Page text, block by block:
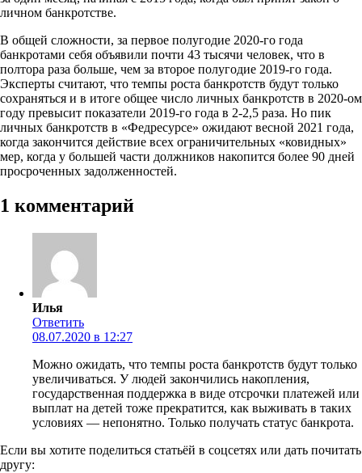
личном банкротстве.
В общей сложности, за первое полугодие 2020-го года
банкротами себя объявили почти 43 тысячи человек, что в
полтора раза больше, чем за второе полугодие 2019-го года.
Эксперты считают, что темпы роста банкротств будут только
сохраняться и в итоге общее число личных банкротств в 2020-ом
году превысит показатели 2019-го года в 2-2,5 раза. Но пик
личных банкротств в «Федресурсе» ожидают весной 2021 года,
когда закончится действие всех ограничительных «ковидных»
мер, когда у большей части должников накопится более 90 дней
просроченных задолженностей.
1 комментарий
Илья
Ответить
08.07.2020 в 12:27
Можно ожидать, что темпы роста банкротств будут только
увеличиваться. У людей закончились накопления,
государственная поддержка в виде отсрочки платежей или
выплат на детей тоже прекратится, как выживать в таких
условиях — непонятно. Только получать статус банкрота.
Если вы хотите поделиться статьёй в соцсетях или дать почитать
другу: